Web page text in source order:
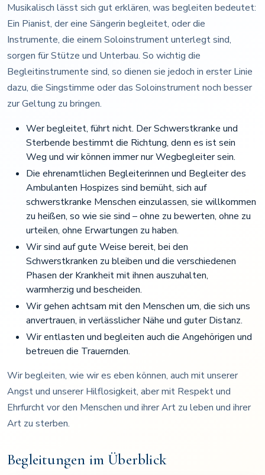
Musikalisch lässt sich gut erklären, was begleiten bedeutet:
Ein Pianist, der eine Sängerin begleitet, oder die
Instrumente, die einem Soloinstrument unterlegt sind,
sorgen für Stütze und Unterbau. So wichtig die
Begleitinstrumente sind, so dienen sie jedoch in erster Linie
dazu, die Singstimme oder das Soloinstrument noch besser
zur Geltung zu bringen.
Wer begleitet, führt nicht. Der Schwerstkranke und
Sterbende bestimmt die Richtung, denn es ist sein
Weg und wir können immer nur Wegbegleiter sein.
Die ehrenamtlichen Begleiterinnen und Begleiter des
Ambulanten Hospizes sind bemüht, sich auf
schwerstkranke Menschen einzulassen, sie willkommen
zu heißen, so wie sie sind – ohne zu bewerten, ohne zu
urteilen, ohne Erwartungen zu haben.
Wir sind auf gute Weise bereit, bei den
Schwerstkranken zu bleiben und die verschiedenen
Phasen der Krankheit mit ihnen auszuhalten,
warmherzig und bescheiden.
Wir gehen achtsam mit den Menschen um, die sich uns
anvertrauen, in verlässlicher Nähe und guter Distanz.
Wir entlasten und begleiten auch die Angehörigen und
betreuen die Trauernden.
Wir begleiten, wie wir es eben können, auch mit unserer
Angst und unserer Hilflosigkeit, aber mit Respekt und
Ehrfurcht vor den Menschen und ihrer Art zu leben und ihrer
Art zu sterben.
Begleitungen im Überblick